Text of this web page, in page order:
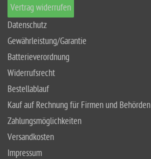
Vertrag widerrufen
Datenschutz
Gewährleistung/Garantie
Batterieverordnung
Widerrufsrecht
Bestellablauf
Kauf auf Rechnung für Firmen und Behörden
Zahlungsmöglichkeiten
Versandkosten
Impressum